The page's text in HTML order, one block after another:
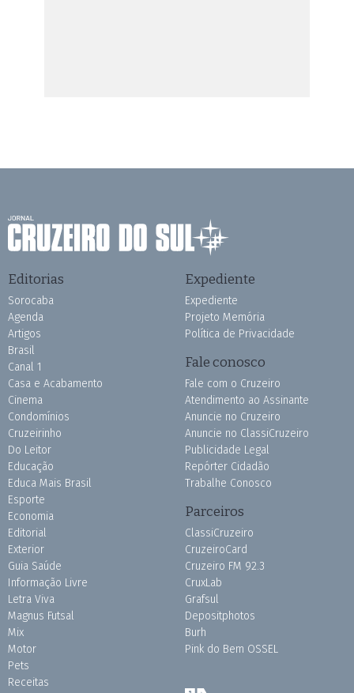
Editorias
Sorocaba
Agenda
Artigos
Brasil
Canal 1
Casa e Acabamento
Cinema
Condomínios
Cruzeirinho
Do Leitor
Educação
Educa Mais Brasil
Esporte
Economia
Editorial
Exterior
Guia Saúde
Informação Livre
Letra Viva
Magnus Futsal
Mix
Motor
Pets
Receitas
Expediente
Expediente
Projeto Memória
Política de Privacidade
Fale conosco
Fale com o Cruzeiro
Atendimento ao Assinante
Anuncie no Cruzeiro
Anuncie no ClassiCruzeiro
Publicidade Legal
Repórter Cidadão
Trabalhe Conosco
Parceiros
ClassiCruzeiro
CruzeiroCard
Cruzeiro FM 92.3
CruxLab
Grafsul
Depositphotos
Burh
Pink do Bem OSSEL